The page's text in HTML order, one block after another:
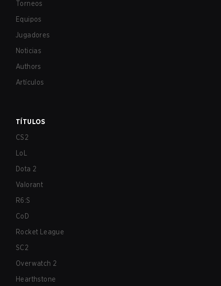
Torneos
Equipos
Jugadores
Noticias
Authors
Artículos
TÍTULOS
CS2
LoL
Dota 2
Valorant
R6:S
CoD
Rocket League
SC2
Overwatch 2
Hearthstone